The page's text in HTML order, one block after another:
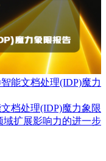
能文档处理(IDP)魔力
档处理(IDP)魔力象限
扩展影响力的进一步